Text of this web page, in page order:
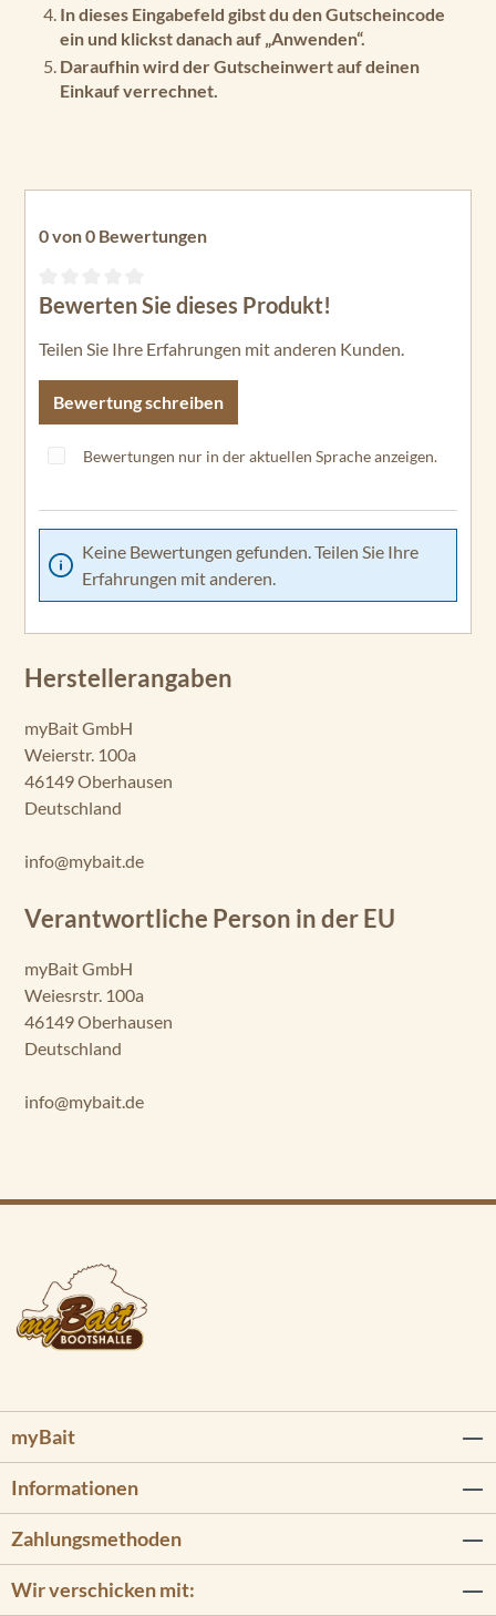
In dieses Eingabefeld gibst du den Gutscheincode
ein und klickst danach auf „Anwenden“.
Daraufhin wird der Gutscheinwert auf deinen
Einkauf verrechnet.
0 von 0 Bewertungen
Durchschnittliche Bewertung von 0 von 5 Sternen
Bewerten Sie dieses Produkt!
Teilen Sie Ihre Erfahrungen mit anderen Kunden.
Bewertung schreiben
Bewertungen nur in der aktuellen Sprache anzeigen.
Keine Bewertungen gefunden. Teilen Sie Ihre
Erfahrungen mit anderen.
Herstellerangaben
myBait GmbH
Weierstr. 100a
46149 Oberhausen
Deutschland
info@mybait.de
Verantwortliche Person in der EU
myBait GmbH
Weiesrstr. 100a
46149 Oberhausen
Deutschland
info@mybait.de
myBait
Informationen
Zahlungsmethoden
Wir verschicken mit: